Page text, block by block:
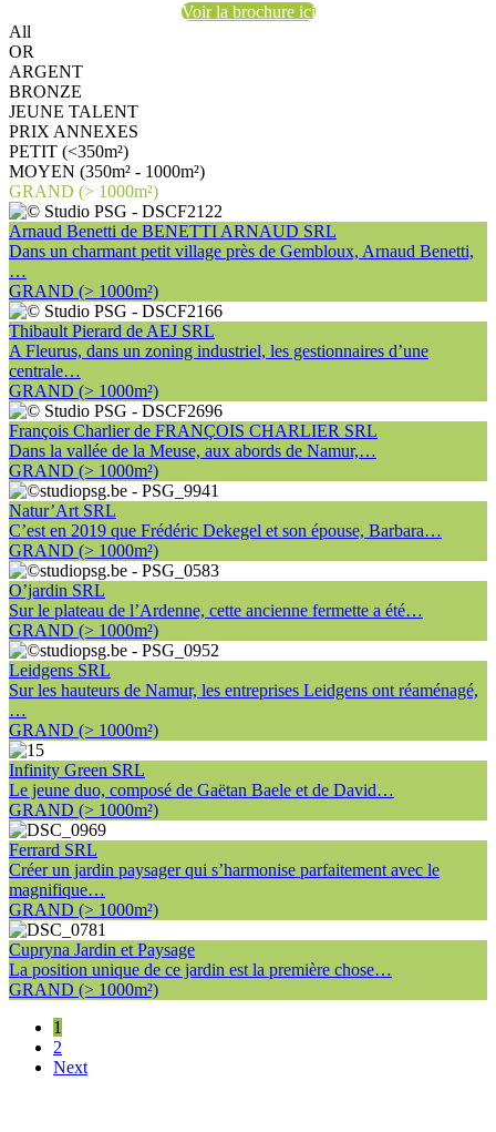
Voir la brochure ici
All
OR
ARGENT
BRONZE
JEUNE TALENT
PRIX ANNEXES
PETIT (<350m²)
MOYEN (350m² - 1000m²)
GRAND (> 1000m²)
Arnaud Benetti de BENETTI ARNAUD SRL
Dans un charmant petit village près de Gembloux, Arnaud Benetti,
…
GRAND (> 1000m²)
Thibault Pierard de AEJ SRL
A Fleurus, dans un zoning industriel, les gestionnaires d’une
centrale…
GRAND (> 1000m²)
François Charlier de FRANÇOIS CHARLIER SRL
Dans la vallée de la Meuse, aux abords de Namur,…
GRAND (> 1000m²)
Natur’Art SRL
C’est en 2019 que Frédéric Dekegel et son épouse, Barbara…
GRAND (> 1000m²)
O’jardin SRL
Sur le plateau de l’Ardenne, cette ancienne fermette a été…
GRAND (> 1000m²)
Leidgens SRL
Sur les hauteurs de Namur, les entreprises Leidgens ont réaménagé,
…
GRAND (> 1000m²)
Infinity Green SRL
Le jeune duo, composé de Gaëtan Baele et de David…
GRAND (> 1000m²)
Ferrard SRL
Créer un jardin paysager qui s’harmonise parfaitement avec le
magnifique…
GRAND (> 1000m²)
Cupryna Jardin et Paysage
La position unique de ce jardin est la première chose…
GRAND (> 1000m²)
1
2
Next